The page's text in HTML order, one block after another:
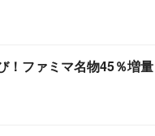
！ファミマ名物45％増量